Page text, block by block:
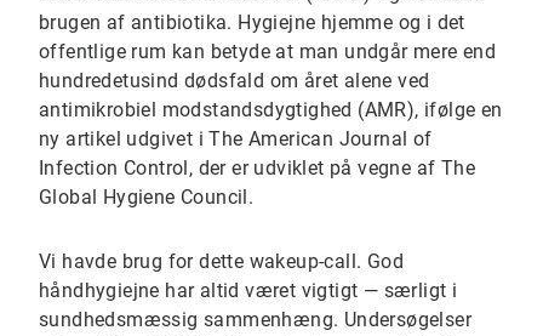
brugen af antibiotika. Hygiejne hjemme og i det
offentlige rum kan betyde at man undgår mere end
hundredetusind dødsfald om året alene ved
antimikrobiel modstandsdygtighed (AMR), ifølge en
ny artikel udgivet i The American Journal of
Infection Control, der er udviklet på vegne af The
Global Hygiene Council.
Vi havde brug for dette wakeup-call. God
håndhygiejne har altid været vigtigt — særligt i
sundhedsmæssig sammenhæng. Undersøgelser